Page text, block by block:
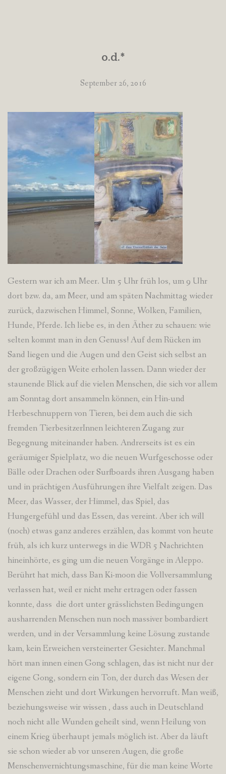
o.d.*
September 26, 2016
Gestern war ich am Meer. Um 5 Uhr früh los, um 9 Uhr
dort bzw. da, am Meer, und am späten Nachmittag wieder
zurück, dazwischen Himmel, Sonne, Wolken, Familien,
Hunde, Pferde. Ich liebe es, in den Äther zu schauen: wie
selten kommt man in den Genuss! Auf dem Rücken im
Sand liegen und die Augen und den Geist sich selbst an
der großzügigen Weite erholen lassen. Dann wieder der
staunende Blick auf die vielen Menschen, die sich vor allem
am Sonntag dort ansammeln können, ein Hin-und
Herbeschnuppern von Tieren, bei dem auch die sich
fremden TierbesitzerInnen leichteren Zugang zur
Begegnung miteinander haben. Andrerseits ist es ein
geräumiger Spielplatz, wo die neuen Wurfgeschosse oder
Bälle oder Drachen oder Surfboards ihren Ausgang haben
und in prächtigen Ausführungen ihre Vielfalt zeigen. Das
Meer, das Wasser, der Himmel, das Spiel, das
Hungergefühl und das Essen, das vereint. Aber ich will
(noch) etwas ganz anderes erzählen, das kommt von heute
früh, als ich kurz unterwegs in die WDR 5 Nachrichten
hineinhörte, es ging um die neuen Vorgänge in Aleppo.
Berührt hat mich, dass Ban Ki-moon die Vollversammlung
verlassen hat, weil er nicht mehr ertragen oder fassen
konnte, dass die dort unter grässlichsten Bedingungen
ausharrenden Menschen nun noch massiver bombardiert
werden, und in der Versammlung keine Lösung zustande
kam, kein Erweichen versteinerter Gesichter. Manchmal
hört man innen einen Gong schlagen, das ist nicht nur der
eigene Gong, sondern ein Ton, der durch das Wesen der
Menschen zieht und dort Wirkungen hervorruft. Man weiß,
beziehungsweise wir wissen , dass auch in Deutschland
noch nicht alle Wunden geheilt sind, wenn Heilung von
einem Krieg überhaupt jemals möglich ist. Aber da läuft
sie schon wieder ab vor unseren Augen, die große
Menschenvernichtungsmaschine, für die man keine Worte